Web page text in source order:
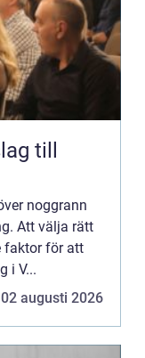
noggrann
Att välja rätt
faktor för att
i V...
02 augusti 2026